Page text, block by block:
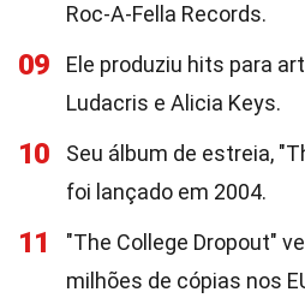
Roc-A-Fella Records.
09 Ele produziu hits para
Ludacris e Alicia Keys.
10
Seu álbum de estreia,
foi lançado em 2004.
11
"The College Dropout"
milhões de cópias nos